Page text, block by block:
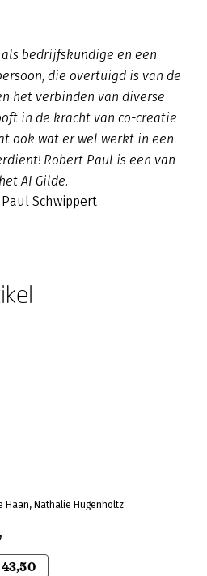
bedrijfskundige en een
die overtuigd is van de
het verbinden van diverse
in de kracht van co-creatie
ook wat er wel werkt in een
Robert Paul is een van
AI Gilde.
Schwippert
Haan, Nathalie Hugenholtz
43,50